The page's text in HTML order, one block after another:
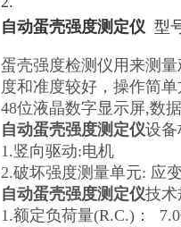
自动蛋壳强度测定仪 型
蛋壳强度检测仪用来测
度和准度较好，操作简
48位液晶数字显示屏,数
自动蛋壳强度测定仪设备
1.竖向驱动:电机
2.破坏强度测量单元: 应
自动蛋壳强度测定仪技术
1.额定负荷量(R.C.)：